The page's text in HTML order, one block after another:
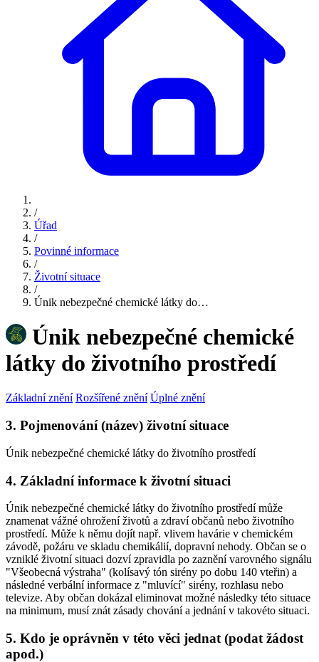
/
Úřad
/
Povinné informace
/
Životní situace
/
Únik nebezpečné chemické látky do…
Únik nebezpečné chemické
látky do životního prostředí
Základní znění Rozšířené znění Úplné znění
3. Pojmenování (název) životní situace
Únik nebezpečné chemické látky do životního prostředí
4. Základní informace k životní situaci
Únik nebezpečné chemické látky do životního prostředí může
znamenat vážné ohrožení životů a zdraví občanů nebo životního
prostředí. Může k němu dojít např. vlivem havárie v chemickém
závodě, požáru ve skladu chemikálií, dopravní nehody. Občan se o
vzniklé životní situaci dozví zpravidla po zaznění varovného signálu
"Všeobecná výstraha" (kolísavý tón sirény po dobu 140 vteřin) a
následné verbální informace z "mluvící" sirény, rozhlasu nebo
televize. Aby občan dokázal eliminovat možné následky této situace
na minimum, musí znát zásady chování a jednání v takovéto situaci.
5. Kdo je oprávněn v této věci jednat (podat žádost
apod.)